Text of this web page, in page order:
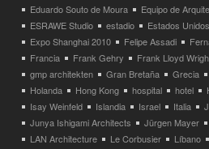
Eduardo Souto de Moura
Equipo de
ESRAWE Studio
estadio Estados Unidos
Expo Shanghai 2010
Felipe Assadi
Francia
Frank Gehry Frank Lloyd
gmp architekten
Gran Bretaña Grecia
Holanda
Hong Kong hospital hotel
Isay Weinfeld
Islandia Israel Italia
Junya Ishigami Architects
Jürgen Mayer
LAN Architecture
Le Corbusier Líbano